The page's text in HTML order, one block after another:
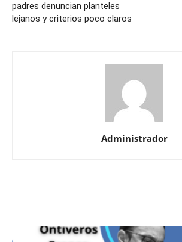
padres denuncian planteles
lejanos y criterios poco claros
Administrador